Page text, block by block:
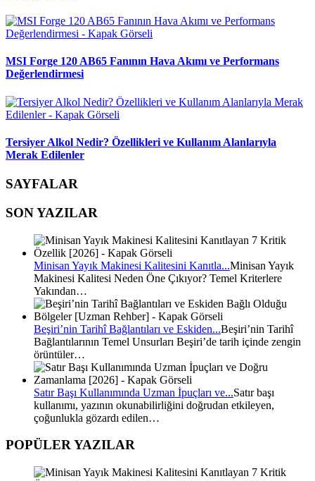
MSI Forge 120 AB65 Fanının Hava Akımı ve Performans
Değerlendirmesi
Tersiyer Alkol Nedir? Özellikleri ve Kullanım Alanlarıyla
Merak Edilenler
SAYFALAR
SON YAZILAR
Minisan Yayık Makinesi Kalitesini Kanıtla...Minisan Yayık
Makinesi Kalitesi Neden Öne Çıkıyor? Temel Kriterlere
Yakından…
Beşiri’nin Tarihî Bağlantıları ve Eskiden...Beşiri’nin Tarihî
Bağlantılarının Temel Unsurları Beşiri’de tarih içinde zengin
örüntüler…
Satır Başı Kullanımında Uzman İpuçları ve...Satır başı
kullanımı, yazının okunabilirliğini doğrudan etkileyen,
çoğunlukla gözardı edilen…
POPÜLER YAZILAR